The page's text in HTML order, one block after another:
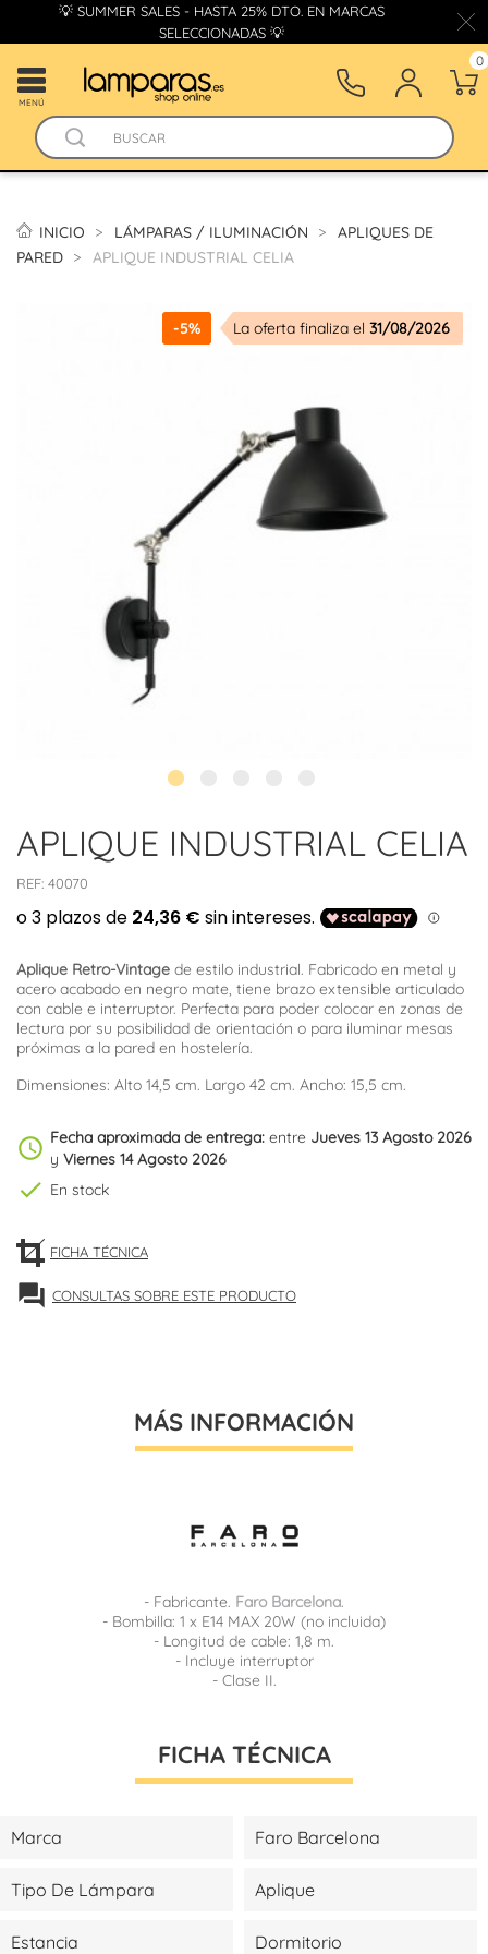
💡 SUMMER SALES - HASTA 25% DTO. EN MARCAS
SELECCIONADAS 💡
MENÚ
0
INICIO LÁMPARAS / ILUMINACIÓN
APLIQUES DE
PARED
APLIQUE INDUSTRIAL CELIA
-5% La oferta finaliza el 31/08/2026
APLIQUE INDUSTRIAL CELIA
REF: 40070
Aplique Retro-Vintage de estilo industrial. Fabricado en metal y
acero acabado en negro mate, tiene brazo extensible articulado
con cable e interruptor. Perfecta para poder colocar en zonas de
lectura por su posibilidad de orientación o para iluminar mesas
próximas a la pared en hostelería.
Dimensiones: Alto 14,5 cm. Largo 42 cm. Ancho: 15,5 cm.
schedule Fecha aproximada de entrega: entre Jueves 13 Agosto 2026
y Viernes 14 Agosto 2026
check En stock
FICHA TÉCNICA
forum CONSULTAS SOBRE ESTE PRODUCTO
MÁS INFORMACIÓN
- Fabricante. Faro Barcelona.
- Bombilla: 1 x E14 MAX 20W (no incluida)
- Longitud de cable: 1,8 m.
- Incluye interruptor
- Clase II.
FICHA TÉCNICA
Marca Faro Barcelona
Tipo De Lámpara Aplique
Estancia Dormitorio